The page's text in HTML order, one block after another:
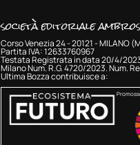
società editoriale
Corso Venezia 24 - 20121 - MILANO
Partita IVA: 12633760967
Testata Registrata in data 20/4/
Milano Num. R.G. 4720/2023. Num.
Ultima Bozza contribuisce a: